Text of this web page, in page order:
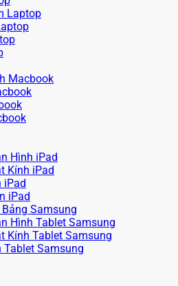
Laptop
Macbook
Hình iPad
Kính iPad
iPad
iPad
Samsung
Hình Tablet Samsung
Kính Tablet Samsung
Tablet Samsung